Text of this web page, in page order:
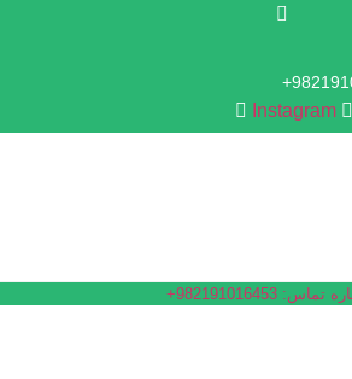
Instagram
982191016453+